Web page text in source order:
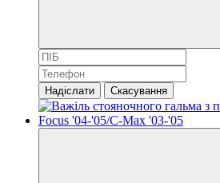
Надіслати Скасування